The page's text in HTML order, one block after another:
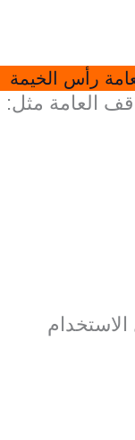
رأس الخيمة
العامة مثل: